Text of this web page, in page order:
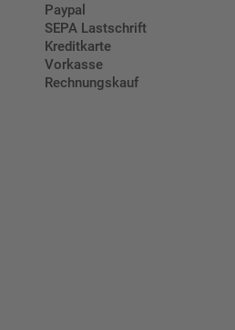
Paypal
SEPA Lastschrift
Kreditkarte
Vorkasse
Rechnungskauf